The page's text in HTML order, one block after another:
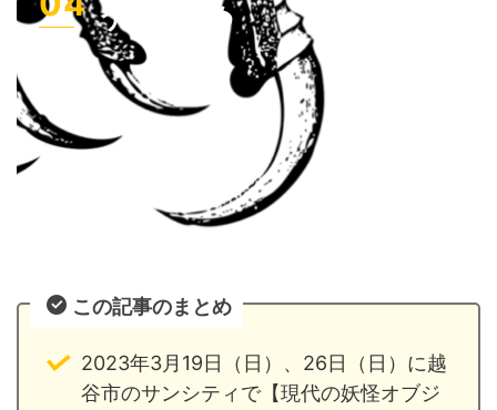
う】まとめ
この記事のまとめ
2023年3月19日（日）、26日（日）に越
谷市のサンシティで【現代の妖怪オブジ